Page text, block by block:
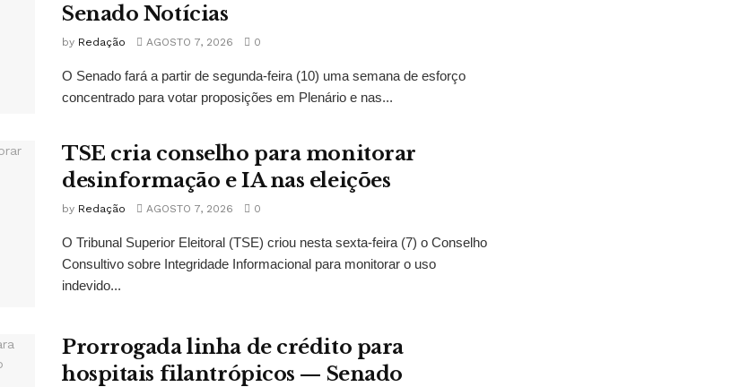
Senado Notícias
by Redação AGOSTO 7, 2026 0
O Senado fará a partir de segunda-feira (10) uma semana de esforço
concentrado para votar proposições em Plenário e nas...
TSE cria conselho para monitorar
desinformação e IA nas eleições
by Redação AGOSTO 7, 2026 0
O Tribunal Superior Eleitoral (TSE) criou nesta sexta-feira (7) o Conselho
Consultivo sobre Integridade Informacional para monitorar o uso
indevido...
Prorrogada linha de crédito para
hospitais filantrópicos — Senado